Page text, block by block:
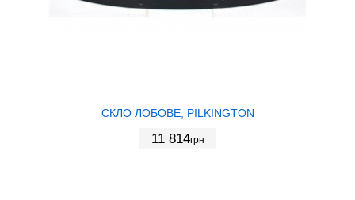
СКЛО ЛОБОВЕ, PILKINGTON
11 814грн